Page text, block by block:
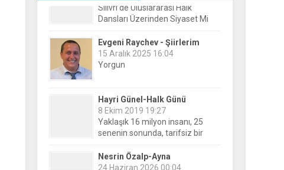
Evgeni Raychev - Şiirlerim
Yorgun
Yaklaşık 16 milyon insanı, 25
senenin sonunda, tarifsiz bir
belirsizliğin ortasına bıraktılar!
Nesrin Özalp-Ayna
Festivaller Yapılmazsa Kim
Kaybeder? Üreticiden Esnafa,